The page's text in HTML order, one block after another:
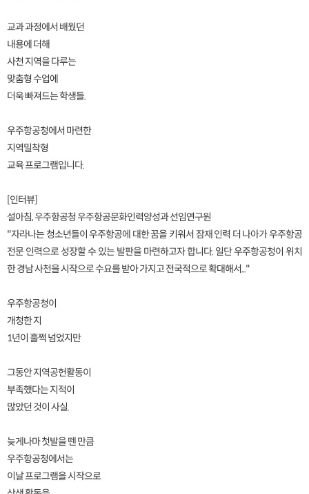
교과 과정에서 배웠던
내용에 더해
사천 지역을 다루는
맞춤형 수업에
더욱 빠져드는 학생들.
우주항공청에서 마련한
지역밀착형
교육 프로그램입니다.
[인터뷰]
설아침, 우주항공청 우주항공문화인력양성과 선임연구원
"자라나는 청소년들이 우주항공에 대한 꿈을 키워서 잠재 인력 더 나아가 우주항공
전문 인력으로 성장할 수 있는 발판을 마련하고자 합니다. 일단 우주항공청이 위치
한 경남 사천을 시작으로 수요를 받아 가지고 전국적으로 확대해서..."
우주항공청이
개청한 지
1년이 훌쩍 넘었지만
그동안 지역공헌활동이
부족했다는 지적이
많았던 것이 사실.
늦게나마 첫발을 뗀 만큼
우주항공청에서는
이날 프로그램을 시작으로